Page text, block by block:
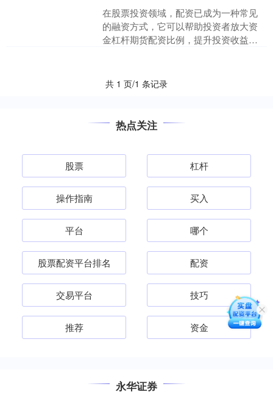
在股票投资领域，配资已成为一种常见
的融资方式，它可以帮助投资者放大资
金杠杆期货配资比例，提升投资收益。
共 1 页/1 条记录
热点关注
股票 杠杆
操作指南 买入
平台 哪个
股票配资平台排名 配资
交易平台 技巧
推荐 资金
永华证券